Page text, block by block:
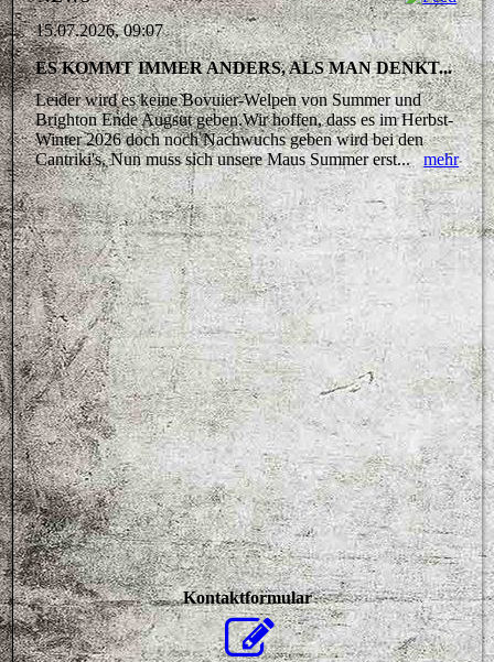
15.07.2026, 09:07
ES KOMMT IMMER ANDERS, ALS MAN DENKT...
Leider wird es keine Bovuier-Welpen von Summer und
Brighton Ende Augsut geben.Wir hoffen, dass es im Herbst-
Winter 2026 doch noch Nachwuchs geben wird bei den
Cantriki's. Nun muss sich unsere Maus Summer erst...mehr
Kontaktformular